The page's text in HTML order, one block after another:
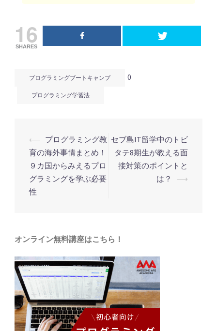
16
SHARES
プログラミングブートキャンプ 0
プログラミング学習法
投
稿
ナ
ビ
シ
ョ
ン
⟵ プログラミング教
育の海外事情まとめ！
９カ国からみえるプロ
グラミングを学ぶ必要
性
セブ島IT留学中のトビ
タテ8期生が教える面
接対策のポイントと
は？
⟶
オンライン無料講座はこちら！